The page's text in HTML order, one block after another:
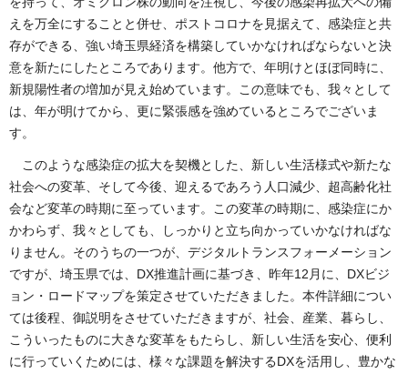
えを万全にすることと併せ、ポストコロナを見据えて、感染症と共
存ができる、強い埼玉県経済を構築していかなければならないと決
意を新たにしたところであります。他方で、年明けとほぼ同時に、
新規陽性者の増加が見え始めています。この意味でも、我々として
は、年が明けてから、更に緊張感を強めているところでございま
す。
このような感染症の拡大を契機とした、新しい生活様式や新たな
社会への変革、そして今後、迎えるであろう人口減少、超高齢化社
会など変革の時期に至っています。この変革の時期に、感染症にか
かわらず、我々としても、しっかりと立ち向かっていかなければな
りません。そのうちの一つが、デジタルトランスフォーメーション
ですが、埼玉県では、DX推進計画に基づき、昨年12月に、DXビジ
ョン・ロードマップを策定させていただきました。本件詳細につい
ては後程、御説明をさせていただきますが、社会、産業、暮らし、
こういったものに大きな変革をもたらし、新しい生活を安心、便利
に行っていくためには、様々な課題を解決するDXを活用し、豊かな